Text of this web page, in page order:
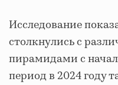
Исследование
столкнулись с
пирамидами с
период в 2024 году